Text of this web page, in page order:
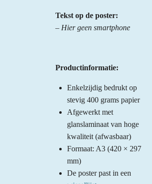
Tekst op de poster:
– Hier geen smartphone
Productinformatie:
Enkelzijdig bedrukt op
stevig 400 grams papier
Afgewerkt met
glanslaminaat van hoge
kwaliteit (afwasbaar)
Formaat: A3 (420 × 297
mm)
De poster past in een